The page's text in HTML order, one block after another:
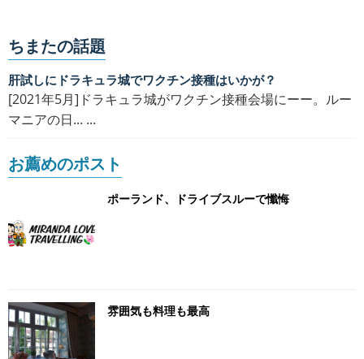
ちまたの話題
肝試しにドラキュラ城でワクチン接種はいかが？
[2021年5月]ドラキュラ城がワクチン接種会場にーー。ルー
マニアの日... ...
お薦めのポスト
ポーランド、ドライブスルーで懺悔
雰囲気も料理も最高